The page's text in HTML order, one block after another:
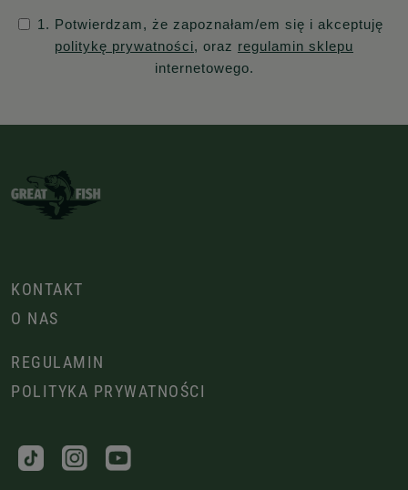
1. Potwierdzam, że zapoznałam/em się i akceptuję
politykę prywatności, oraz regulamin sklepu
internetowego.
KONTAKT
O NAS
REGULAMIN
POLITYKA PRYWATNOŚCI